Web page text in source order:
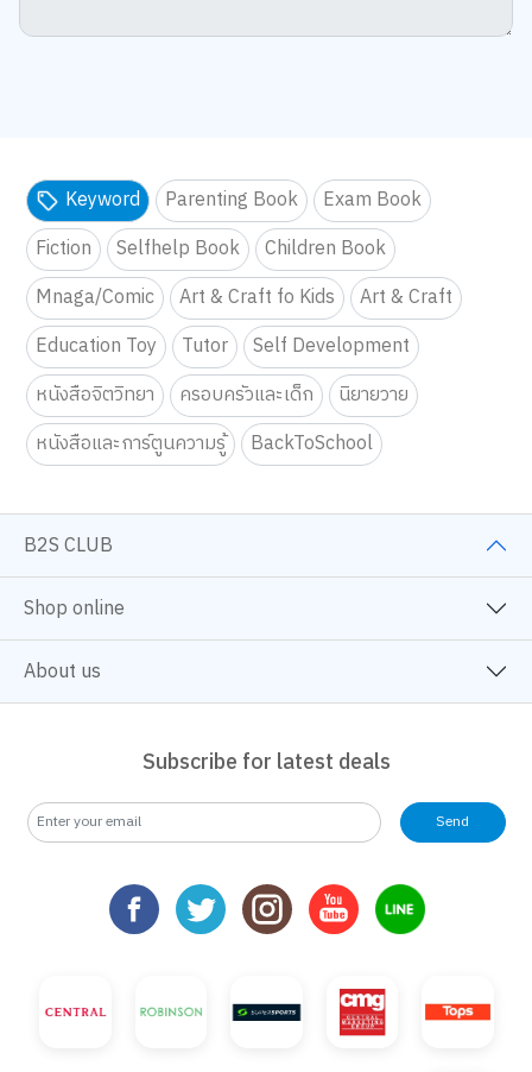
Keyword Parenting Book
Exam Book
Fiction
Selfhelp Book
Children Book
Mnaga/Comic
Art & Craft fo Kids
Art & Craft
Education Toy
Tutor
Self Development
หนังสือจิตวิทยา
ครอบครัวและเด็ก
นิยายวาย
หนังสือและการ์ตูนความรู้
BackToSchool
B2S CLUB
Shop online
About us
Subscribe for latest deals
Send